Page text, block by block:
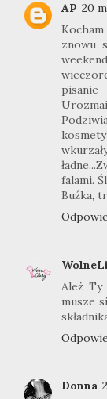
AP 20
znowu
pisanie
falami.
Buźka,
Ależ Ty
musze
Donna